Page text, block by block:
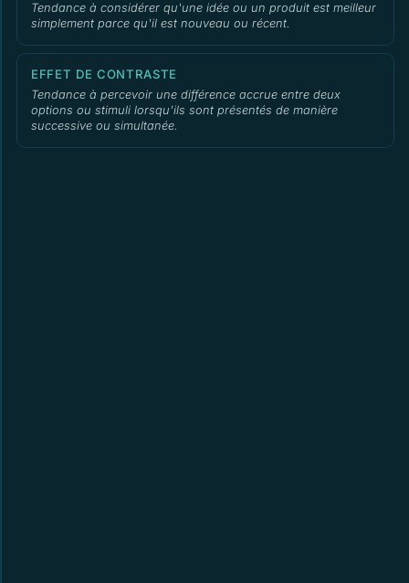
Tendance à considérer qu'une idée ou un produit est meilleur
simplement parce qu'il est nouveau ou récent.
EFFET DE CONTRASTE
Tendance à percevoir une différence accrue entre deux
options ou stimuli lorsqu'ils sont présentés de manière
successive ou simultanée.